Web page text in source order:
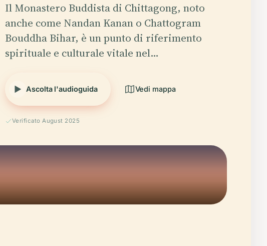
Il Monastero Buddista di Chittagong, noto
anche come Nandan Kanan o Chattogram
Bouddha Bihar, è un punto di riferimento
spirituale e culturale vitale nel…
Ascolta l'audioguida Vedi mappa
Verificato August 2025